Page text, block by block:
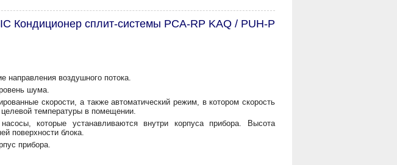
Кондиционер сплит-системы PCA-RP KAQ / PUH-P
направления воздушного потока.
шума.
скорости, а также автоматический режим, в котором скорость
температуры в помещении.
которые устанавливаются внутри корпуса прибора. Высота
поверхности блока.
прибора.